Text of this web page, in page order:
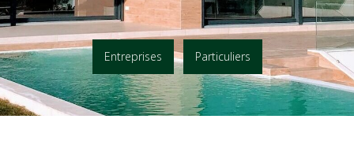
Entreprises Particuliers